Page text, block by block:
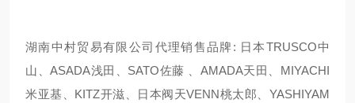
湖南中村贸易有限公司代理销售品牌: 日本TRUSCO中
山、ASADA浅田、SATO佐藤 、AMADA天田、MIYACHI
米亚基、KITZ开滋、日本阀天VENN桃太郎、YASHIYAM